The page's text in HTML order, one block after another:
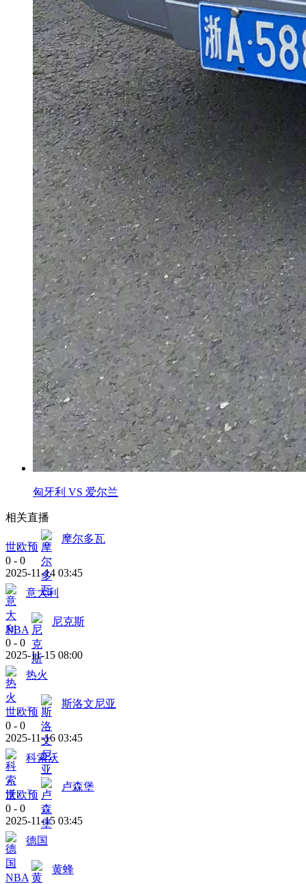
匈牙利 VS 爱尔兰
相关直播
世欧预
摩尔多瓦
0 - 0
2025-11-14 03:45
意大利
NBA
尼克斯
0 - 0
2025-11-15 08:00
热火
世欧预
斯洛文尼亚
0 - 0
2025-11-16 03:45
科索沃
世欧预
卢森堡
0 - 0
2025-11-15 03:45
德国
NBA
黄蜂